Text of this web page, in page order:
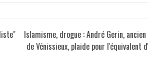
Islamisme, drogue : André Gerin,
de Vénissieux, plaide pour l'équivalent